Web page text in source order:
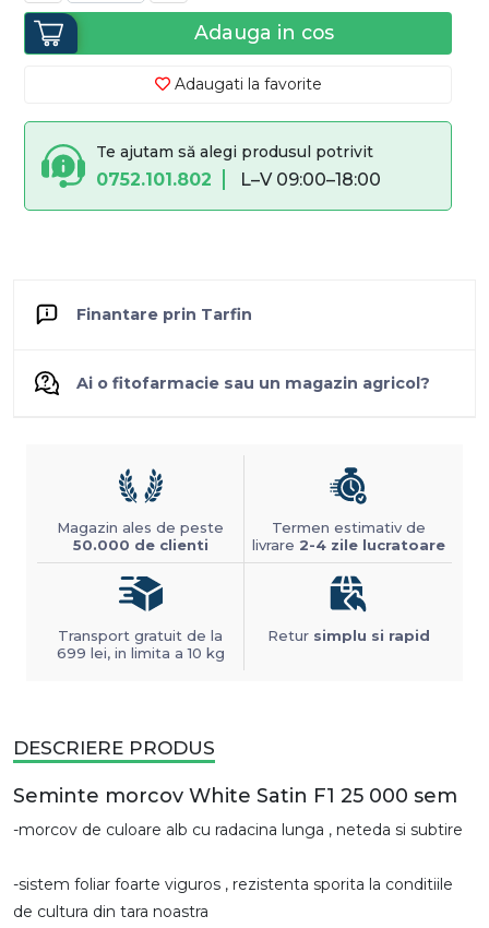
Adauga in cos
Adaugati la favorite
Te ajutam să alegi produsul potrivit
0752.101.802 L–V 09:00–18:00
Finantare prin Tarfin
Ai o fitofarmacie sau un magazin agricol?
Magazin ales de peste
50.000 de clienti
Termen estimativ de
livrare 2-4 zile lucratoare
Transport gratuit de la
699 lei, in limita a 10 kg
Retur simplu si rapid
DESCRIERE PRODUS
Seminte morcov White Satin F1 25 000 sem
-morcov de culoare alb cu radacina lunga , neteda si subtire
-sistem foliar foarte viguros , rezistenta sporita la conditiile
de cultura din tara noastra